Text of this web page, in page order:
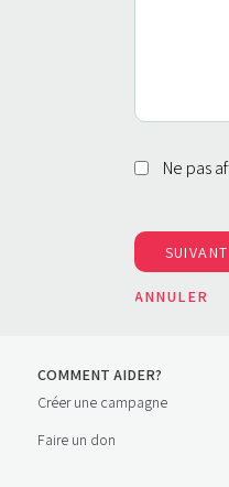
Ne pas
COMMENT AIDER?
Créer une campagne
Faire un don